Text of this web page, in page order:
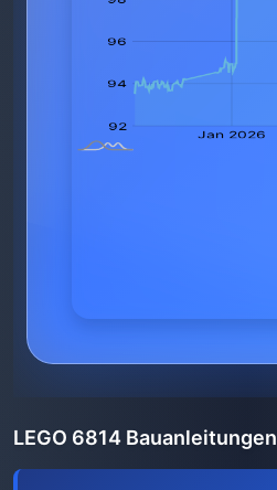
LEGO 6814 Bauanleitungen